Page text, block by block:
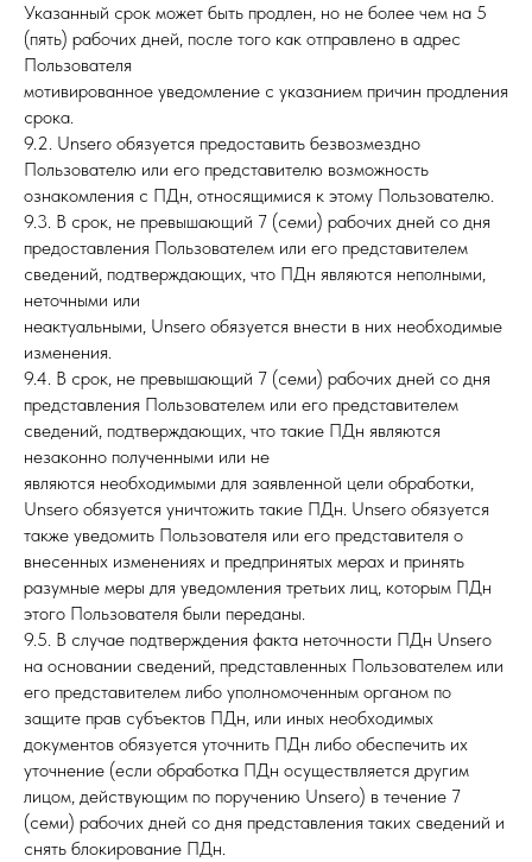
Указанный срок может быть продлен, но не более чем на 5
(пять) рабочих дней, после того как отправлено в адрес
Пользователя
мотивированное уведомление с указанием причин продления
срока.
9.2. Unsero обязуется предоставить безвозмездно
Пользователю или его представителю возможность
ознакомления с ПДн, относящимися к этому Пользователю.
9.3. В срок, не превышающий 7 (семи) рабочих дней со дня
предоставления Пользователем или его представителем
сведений, подтверждающих, что ПДн являются неполными,
неточными или
неактуальными, Unsero обязуется внести в них необходимые
изменения.
9.4. В срок, не превышающий 7 (семи) рабочих дней со дня
представления Пользователем или его представителем
сведений, подтверждающих, что такие ПДн являются
незаконно полученными или не
являются необходимыми для заявленной цели обработки,
Unsero обязуется уничтожить такие ПДн. Unsero обязуется
также уведомить Пользователя или его представителя о
внесенных изменениях и предпринятых мерах и принять
разумные меры для уведомления третьих лиц, которым ПДн
этого Пользователя были переданы.
9.5. В случае подтверждения факта неточности ПДн Unsero
на основании сведений, представленных Пользователем или
его представителем либо уполномоченным органом по
защите прав субъектов ПДн, или иных необходимых
документов обязуется уточнить ПДн либо обеспечить их
уточнение (если обработка ПДн осуществляется другим
лицом, действующим по поручению Unsero) в течение 7
(семи) рабочих дней со дня представления таких сведений и
снять блокирование ПДн.